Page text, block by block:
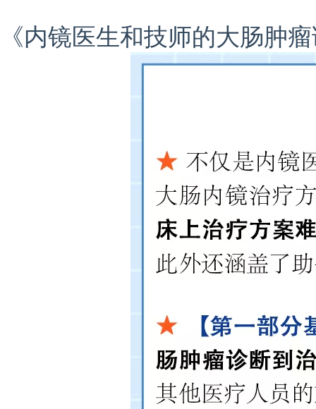
《内镜医生和技师的大肠肿